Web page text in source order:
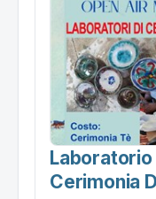
Laboratorio
Cerimonia